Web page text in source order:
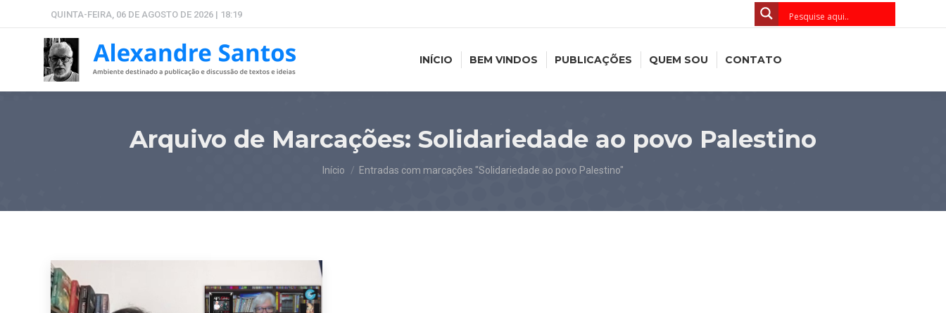
QUINTA-FEIRA, 06 DE AGOSTO DE 2026 | 18:19
INÍCIO BEM VINDOS PUBLICAÇÕES QUEM SOU CONTATO
Arquivo de Marcações: Solidariedade ao povo Palestino
Você está aqui:
Início Entradas com marcações "Solidariedade ao povo Palestino"